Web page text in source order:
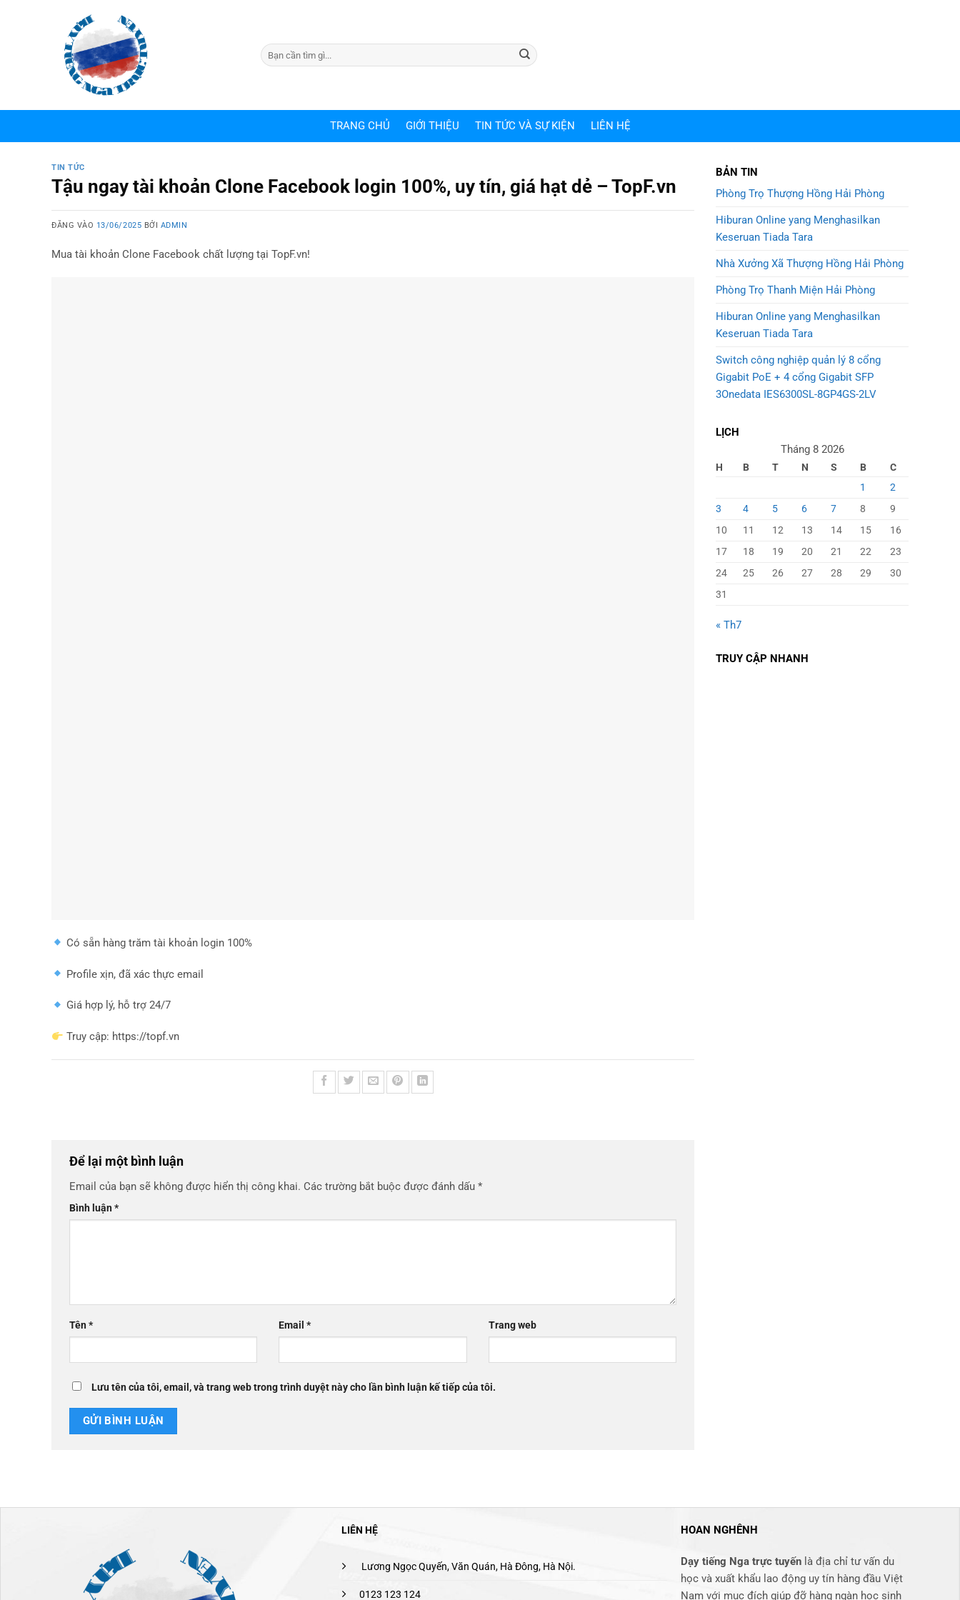
TRANG CHỦ GIỚI THIỆU TIN TỨC VÀ SỰ KIỆN LIÊN HỆ
TIN TỨC
Tậu ngay tài khoản Clone Facebook login 100%, uy tín, giá hạt dẻ – TopF.vn
ĐĂNG VÀO 13/06/2025 BỞI ADMIN
Mua tài khoản Clone Facebook chất lượng tại TopF.vn!
Có sẵn hàng trăm tài khoản login 100%
Profile xịn, đã xác thực email
Giá hợp lý, hỗ trợ 24/7
Truy cập: https://topf.vn
Để lại một bình luận
Email của bạn sẽ không được hiển thị công khai. Các trường bắt buộc được đánh dấu *
Bình luận*
Tên* Email* Trang web
Lưu tên của tôi, email, và trang web trong trình duyệt này cho lần bình luận kế tiếp của tôi.
BẢN TIN
Phòng Trọ Thượng Hồng Hải Phòng
Hiburan Online yang Menghasilkan
Keseruan Tiada Tara
Nhà Xưởng Xã Thượng Hồng Hải Phòng
Phòng Trọ Thanh Miện Hải Phòng
Hiburan Online yang Menghasilkan
Keseruan Tiada Tara
Switch công nghiệp quản lý 8 cổng
Gigabit PoE + 4 cổng Gigabit SFP
3Onedata IES6300SL-8GP4GS-2LV
LỊCH
Tháng 8 2026
H B T N S B
C
1
2
3
4 5 6 7 8
9
10
11 12 13 14 15
16
17
18 19 20 21 22
23
24
25 26 27 28 29
30
31
« Th7
TRUY CẬP NHANH
LIÊN HỆ
Lương Ngọc Quyến, Văn Quán, Hà Đông, Hà Nội.
0123 123 124
HOAN NGHÊNH
Dạy tiếng Nga trực tuyến là địa chỉ tư vấn du
học và xuất khẩu lao động uy tín hàng đầu Việt
Nam với mục đích giúp đỡ hàng ngàn học sinh